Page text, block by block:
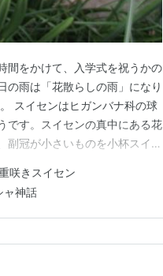
間をかけて、入学式を祝うかの
の雨は「花散らしの雨」になり
スイセンはヒガンバナ科の球
です。スイセンの真中にある花
副冠が小さいものを小杯スイセ
★★★ 八重咲きスイセン
咲きスイセン
ャ神話